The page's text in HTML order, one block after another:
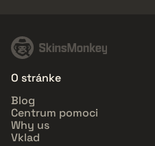
O stránke
Blog
Centrum pomoci
Why us
Vklad